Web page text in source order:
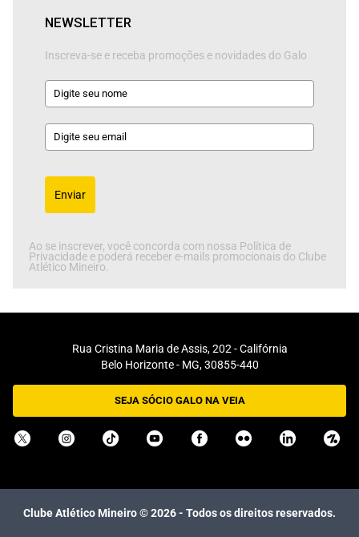
NEWSLETTER
Inscreva-se e receba promoções e novidades do Galo
Enviar
Ao se inscrever, você concorda com nossa Política de
Privacidade e poderá receber e-mails promocionais do Clube
Atlético Mineiro.
Rua Cristina Maria de Assis, 202 - Califórnia
Belo Horizonte - MG, 30855-440
SEJA SÓCIO GALO NA VEIA
Clube Atlético Mineiro ©2026- Todos os direitos reservados.